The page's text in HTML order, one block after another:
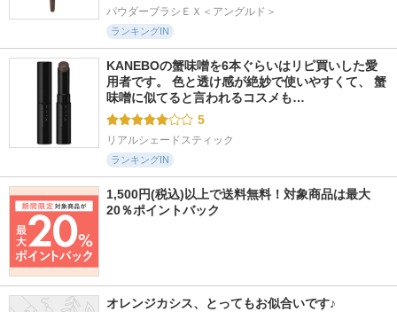
パウダーブラシＥＸ＜アングルド＞
ランキングIN
KANEBOの蟹味噌を6本ぐらいはリピ買いした愛
用者です。 色と透け感が絶妙で使いやすくて、 蟹
味噌に似てると言われるコスメも…
5
リアルシェードスティック
ランキングIN
1,500円(税込)以上で送料無料！対象商品は最大
20％ポイントバック
オレンジカシス、とってもお似合いです♪